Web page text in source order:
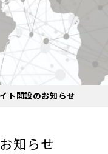
ト開設のお知らせ
知らせ